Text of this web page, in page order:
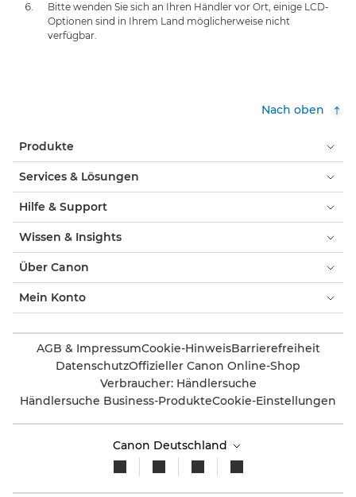
Bitte wenden Sie sich an Ihren Händler vor Ort, einige LCD-
Optionen sind in Ihrem Land möglicherweise nicht
verfügbar.
Nach oben
Produkte
Services & Lösungen
Hilfe & Support
Wissen & Insights
Über Canon
Mein Konto
AGB & ImpressumCookie-HinweisBarrierefreiheit
DatenschutzOffizieller Canon Online-Shop
Verbraucher: Händlersuche
Händlersuche Business-ProdukteCookie-Einstellungen
Canon Deutschland